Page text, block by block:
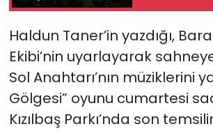
Haldun Taner’in yazdığı,
Ekibi’nin uyarlayarak
Sol Anahtarı’nın müziklerini
Gölgesi” oyunu cumartesi
Kızılbaş Parkı’nda son
Otomobil Dünyası
Politika
SAĞLIK
Spor